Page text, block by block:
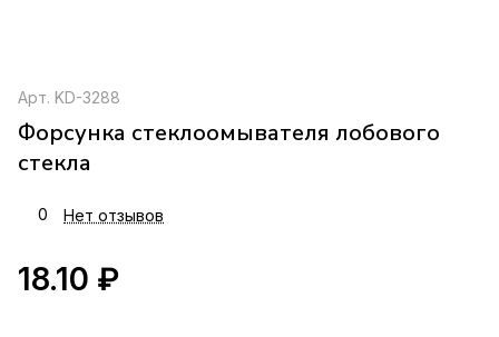
Арт. KD-3288
Форсунка стеклоомывателя лобового
стекла
0 Нет отзывов
18.10 ₽